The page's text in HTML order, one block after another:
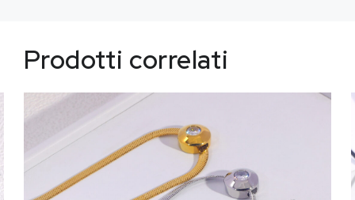
Prodotti correlati